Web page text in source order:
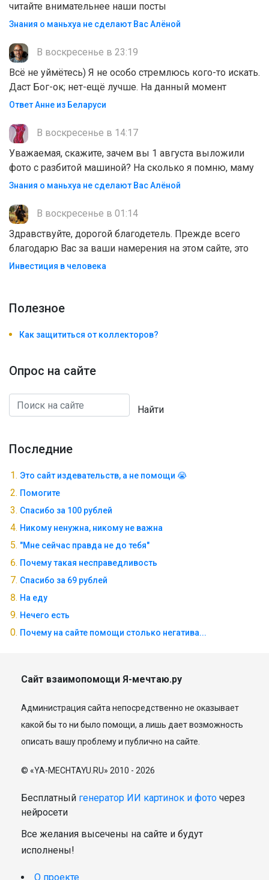
читайте внимательнее наши посты
Знания о маньхуа не сделают Вас Алëной
В воскресенье в 23:19
Всё не уймётесь) Я не особо стремлюсь кого-то искать.
Даст Бог-ок; нет-ещё лучше. На данный момент
Ответ Анне из Беларуси
В воскресенье в 14:17
Уважаемая, скажите, зачем вы 1 августа выложили
фото с разбитой машиной? На сколько я помню, маму
Знания о маньхуа не сделают Вас Алëной
В воскресенье в 01:14
Здравствуйте, дорогой благодетель. Прежде всего
благодарю Вас за ваши намерения на этом сайте, это
Инвестиция в человека
Полезноe
Как защититься от коллекторов?
Опрос на сайте
Найти
Последние
Это сайт издевательств, а не помощи 😭
Помогите
Спасибо за 100 рублей
Никому ненужна, никому не важна
"Мне сейчас правда не до тебя"
Почему такая несправедливость
Спасибо за 69 рублей
На еду
Нечего есть
Почему на сайте помощи столько негатива...
Сайт взаимопомощи Я-мечтаю.ру
Администрация сайта непосредственно не оказывает
какой бы то ни было помощи, а лишь дает возможность
описать вашу проблему и публично на сайте.
© «YA-MECHTAYU.RU» 2010 - 2026
Бесплатный генератор ИИ картинок и фото через
нейросети
Все желания высечены на сайте и будут
исполнены!
О проекте